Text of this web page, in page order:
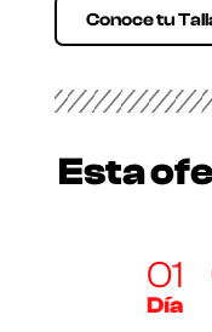
Conoce tu
Esta
01
Día